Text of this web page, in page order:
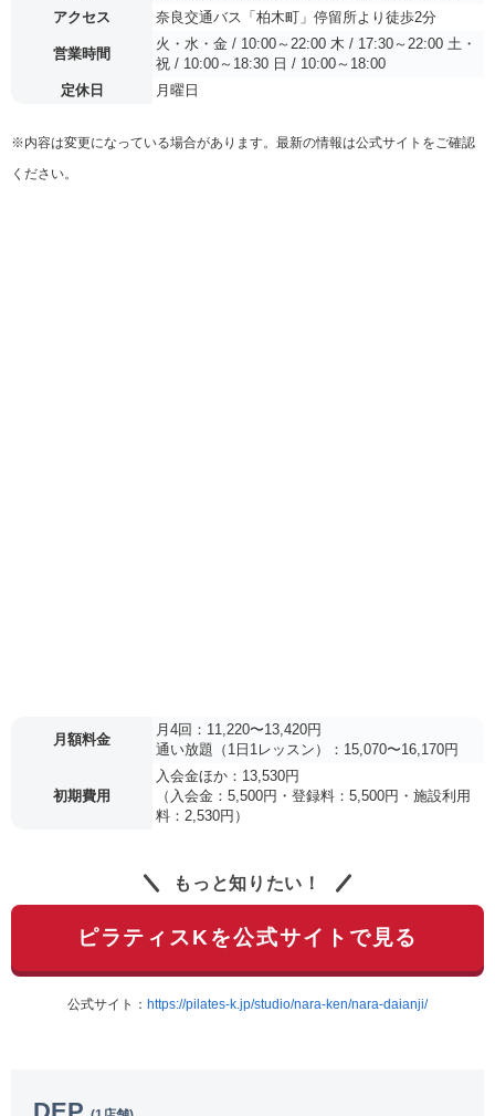
アクセス
奈良交通バス「柏木町」停留所より徒歩2分
営業時間
火・水・金 / 10:00～22:00 木 / 17:30～22:00 土・
祝 / 10:00～18:30 日 / 10:00～18:00
定休日
月曜日
※内容は変更になっている場合があります。最新の情報は公式サイトをご確認
ください。
月額料金
月4回：11,220〜13,420円
通い放題（1日1レッスン）：15,070〜16,170円
初期費用
入会金ほか：13,530円
（入会金：5,500円・登録料：5,500円・施設利用
料：2,530円）
もっと知りたい！
ピラティスKを公式サイトで見る
公式サイト： https://pilates-k.jp/studio/nara-ken/nara-daianji/